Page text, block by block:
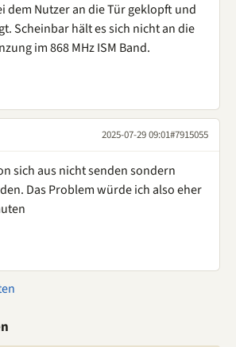
dem Nutzer an die Tür geklopft und
Scheinbar hält es sich nicht an die
im 868 MHz ISM Band.
2025-07-29 09:01#7915055
sich aus nicht senden sondern
Das Problem würde ich also eher